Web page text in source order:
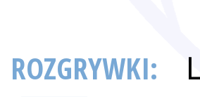
ROZGRYWKI: